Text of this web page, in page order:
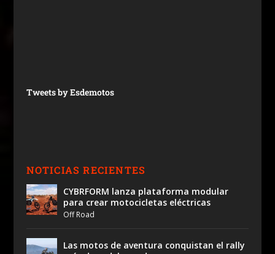
Tweets by Esdemotos
NOTICIAS RECIENTES
CYBRFORM lanza plataforma modular
para crear motocicletas eléctricas
Off Road
Las motos de aventura conquistan el rally